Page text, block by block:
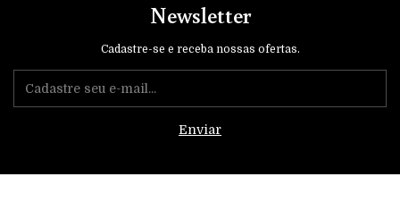
Newsletter
Cadastre-se e receba nossas ofertas.